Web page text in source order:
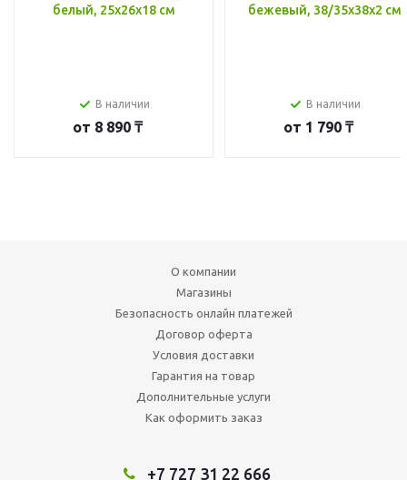
белый, 25x26x18 см
В наличии
от 8 890 ₸
бежевый, 38/35x38x2 см
В наличии
от 1 790 ₸
О компании
Магазины
Безопасность онлайн платежей
Договор оферта
Условия доставки
Гарантия на товар
Дополнительные услуги
Как оформить заказ
+7 727 31 22 666